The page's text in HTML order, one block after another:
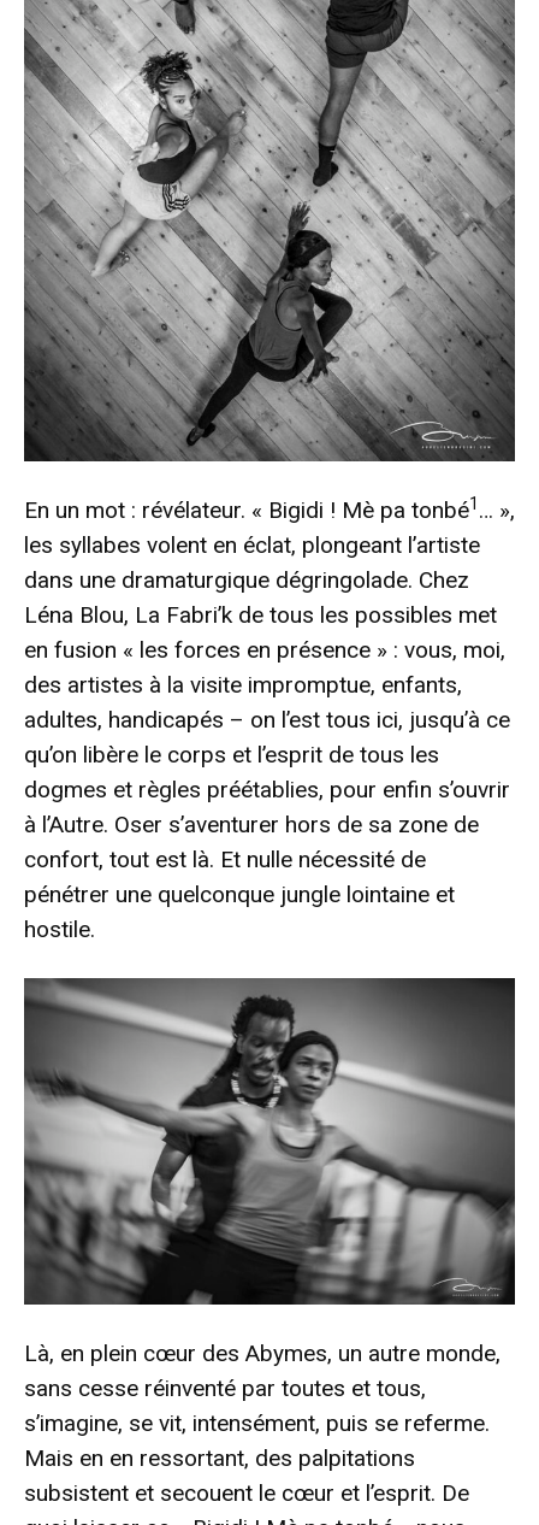
En un mot : révélateur. « Bigidi ! Mè pa tonbé1 … »,
les syllabes volent en éclat, plongeant l’artiste
dans une dramaturgique dégringolade. Chez
Léna Blou, La Fabri’k de tous les possibles met
en fusion « les forces en présence » : vous, moi,
des artistes à la visite impromptue, enfants,
adultes, handicapés – on l’est tous ici, jusqu’à ce
qu’on libère le corps et l’esprit de tous les
dogmes et règles préétablies, pour enfin s’ouvrir
à l’Autre. Oser s’aventurer hors de sa zone de
confort, tout est là. Et nulle nécessité de
pénétrer une quelconque jungle lointaine et
hostile.
Là, en plein cœur des Abymes, un autre monde,
sans cesse réinventé par toutes et tous,
s’imagine, se vit, intensément, puis se referme.
Mais en en ressortant, des palpitations
subsistent et secouent le cœur et l’esprit. De